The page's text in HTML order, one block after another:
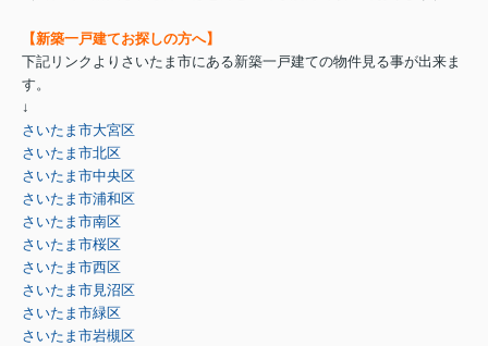
【新築一戸建てお探しの方へ】
下記リンクよりさいたま市にある新築一戸建ての物件見る事が出来ま
す。
↓
さいたま市大宮区
さいたま市北区
さいたま市中央区
さいたま市浦和区
さいたま市南区
さいたま市桜区
さいたま市西区
さいたま市見沼区
さいたま市緑区
さいたま市岩槻区